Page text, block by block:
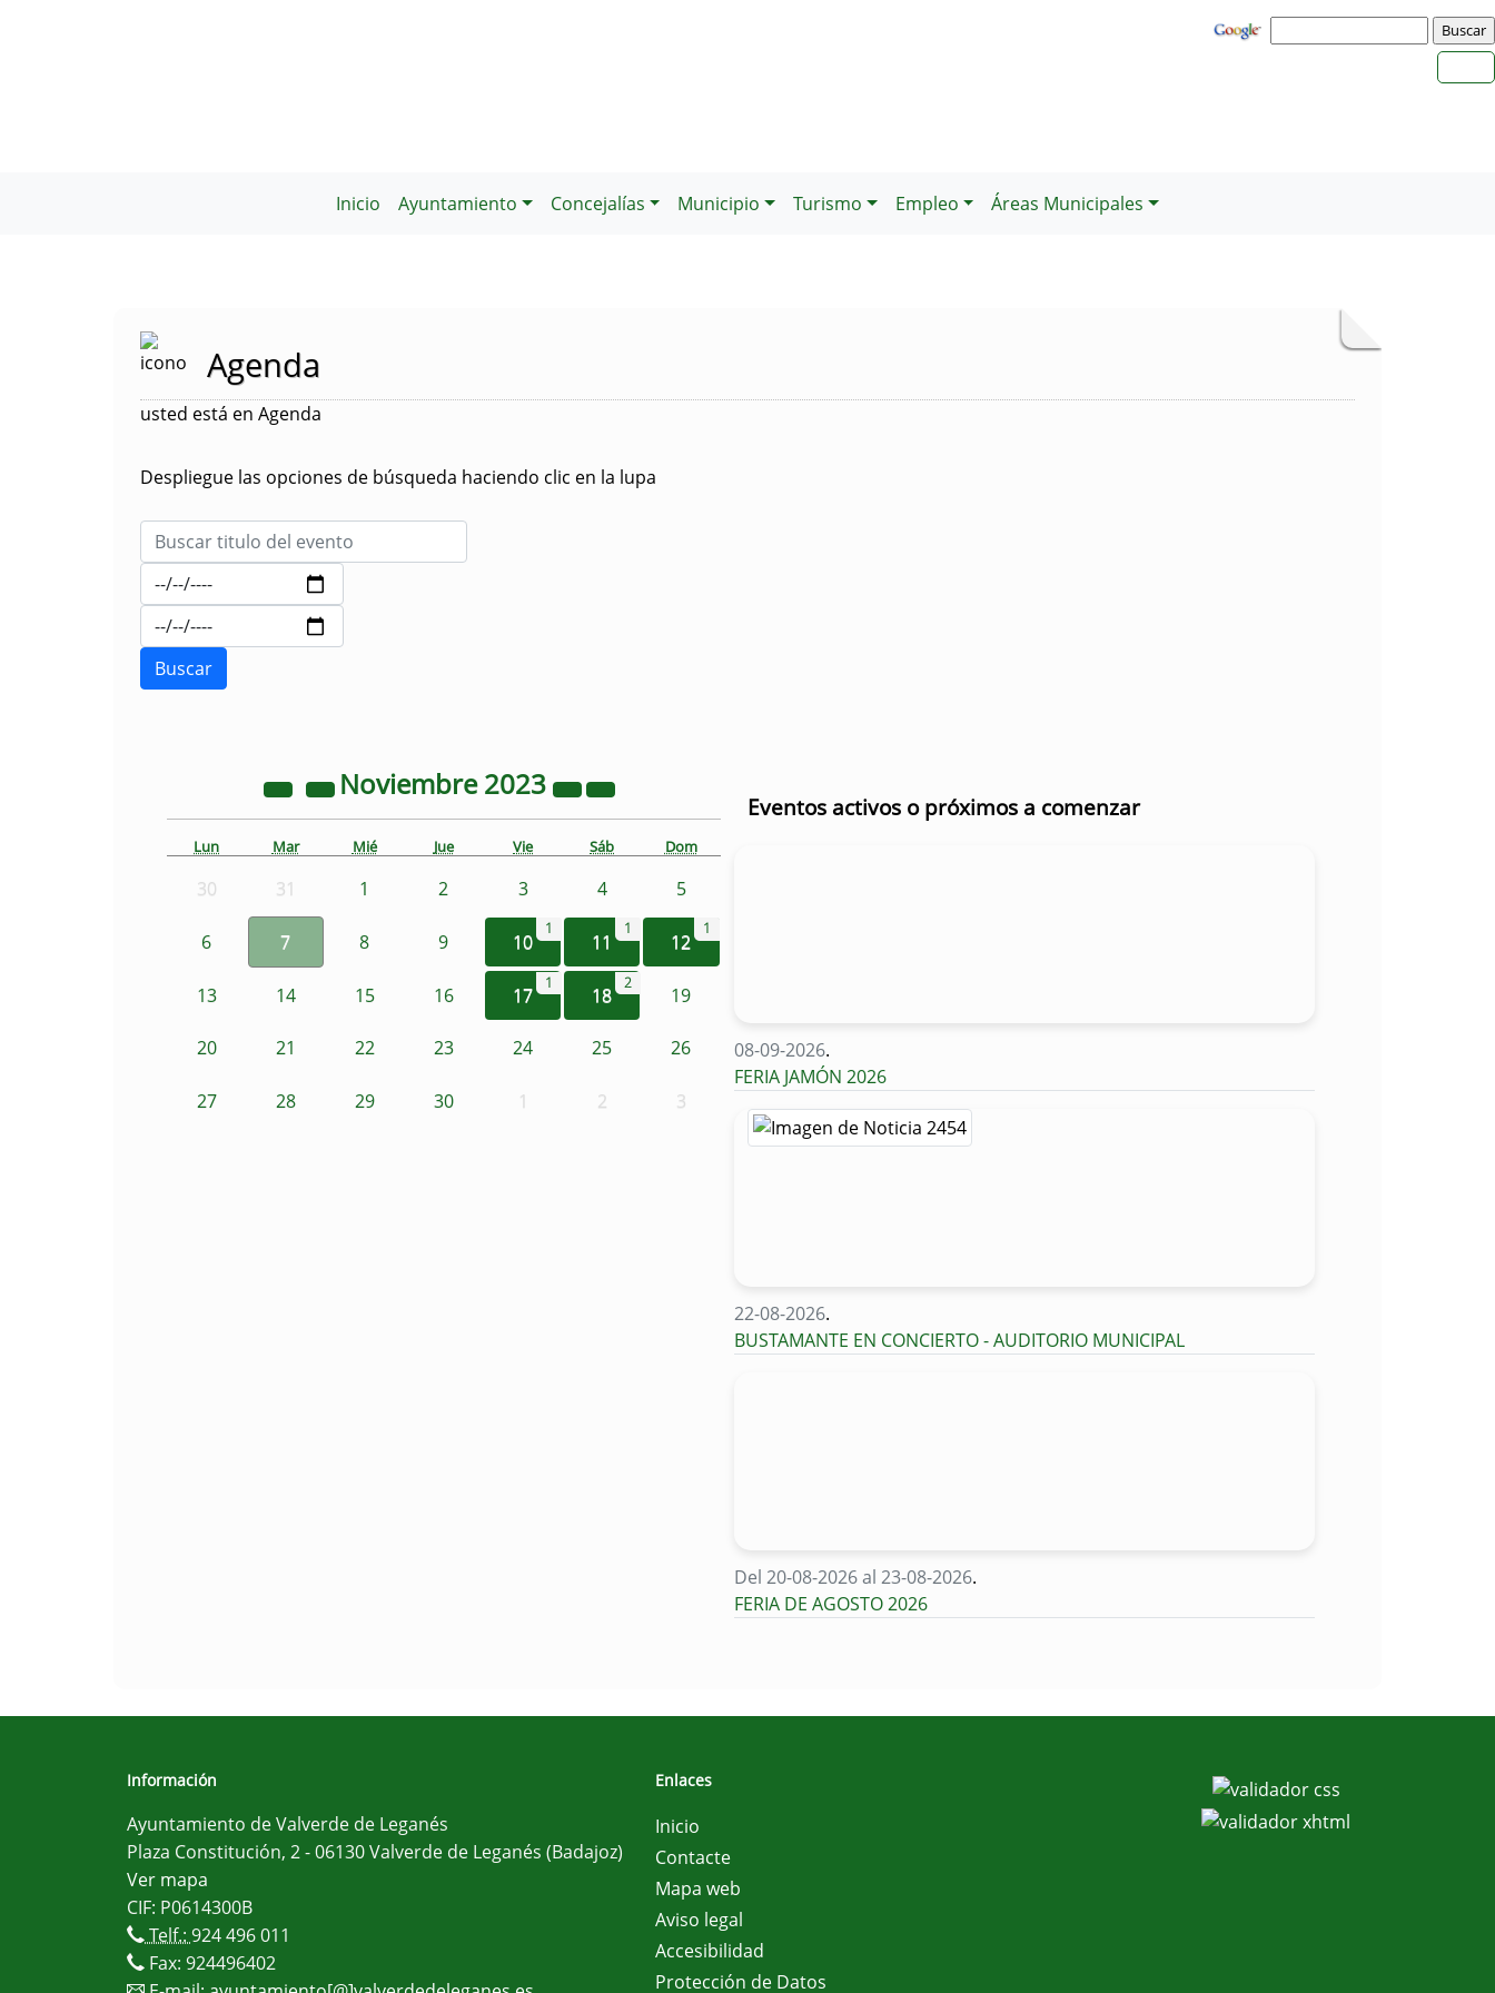
Inicio Ayuntamiento Concejalías Municipio Turismo Empleo Áreas Municipales
Agenda
usted está en Agenda
Despliegue las opciones de búsqueda haciendo clic en la lupa
Noviembre2023
Lun Mar Mié Jue Vie Sáb Dom
30 31 1 2 3 4 5
6 7 8 9 10
1
11
1
12
1
13 14 15 16 17
1
18
2
19
20 21 22 23 24 25 26
27 28 29 30 1 2 3
Eventos activos o próximos a comenzar
08-09-2026.
FERIA JAMÓN 2026
22-08-2026.
BUSTAMANTE EN CONCIERTO - AUDITORIO MUNICIPAL
Del 20-08-2026 al 23-08-2026.
FERIA DE AGOSTO 2026
Información
Ayuntamiento de Valverde de Leganés
Plaza Constitución, 2 - 06130 Valverde de Leganés (Badajoz)
Ver mapa
CIF: P0614300B
Telf.: 924 496 011
Fax: 924496402
Enlaces
Inicio
Contacte
Mapa web
Aviso legal
Accesibilidad
Protección de Datos